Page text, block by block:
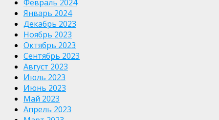
Февраль 2024
Январь 2024
Декабрь 2023
Ноябрь 2023
Октябрь 2023
Сентябрь 2023
Август 2023
Июль 2023
Июнь 2023
Май 2023
Апрель 2023